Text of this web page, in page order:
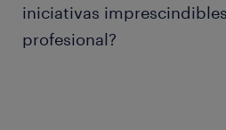
iniciativas
profesional?